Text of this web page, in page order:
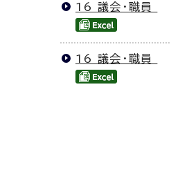
16 議会・職員
16 議会・職員